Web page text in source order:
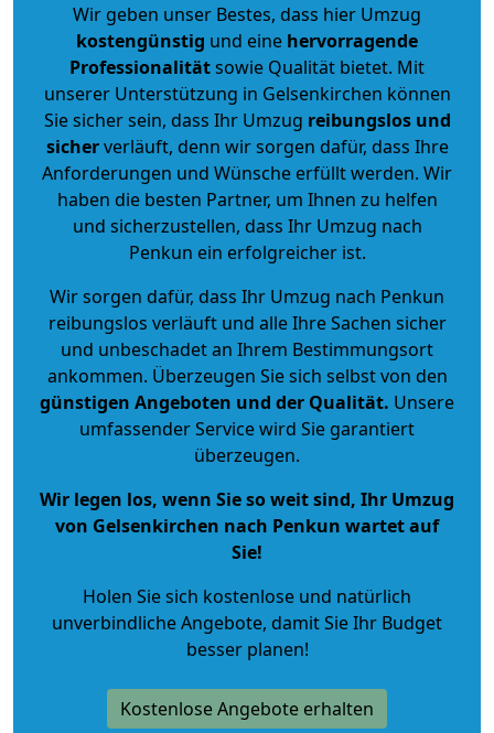
Wir geben unser Bestes, dass hier Umzug
kostengünstig und eine hervorragende
Professionalitätsowie Qualität bietet. Mit
unserer Unterstützung in Gelsenkirchen können
Sie sicher sein, dass Ihr Umzug reibungslos und
sicherverläuft, denn wir sorgen dafür, dass Ihre
Anforderungen und Wünsche erfüllt werden. Wir
haben die besten Partner, um Ihnen zu helfen
und sicherzustellen, dass Ihr Umzug nach
Penkun ein erfolgreicher ist.
Wir sorgen dafür, dass Ihr Umzug nach Penkun
reibungslos verläuft und alle Ihre Sachen sicher
und unbeschadet an Ihrem Bestimmungsort
ankommen. Überzeugen Sie sich selbst von den
günstigen Angeboten und der Qualität. Unsere
umfassender Service wird Sie garantiert
überzeugen.
Wir legen los, wenn Sie so weit sind, Ihr Umzug
von Gelsenkirchen nach Penkun wartet auf
Sie!
Holen Sie sich kostenlose und natürlich
unverbindliche Angebote, damit Sie Ihr Budget
besser planen!
Kostenlose Angebote erhalten